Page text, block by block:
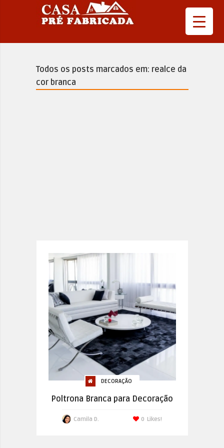
Todos os posts marcados em: realce da
cor branca
DECORAÇÃO
Poltrona Branca para Decoração
Camila D. Likes!
0